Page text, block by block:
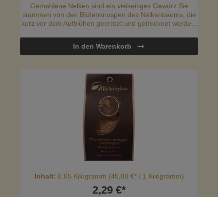
Gemahlene Nelken sind ein vielseitiges Gewürz Sie
stammen von den Blütenknospen des Nelkenbaums, die
kurz vor dem Aufblühen geerntet und getrocknet werden.
brennend-würziges Aroma, das durch Erhitzen besonders
intensiv wird
In den Warenkorb
Inhalt: 0.05 Kilogramm (45,80 €* / 1 Kilogramm)
2,29 €*